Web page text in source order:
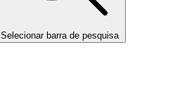
Selecionar barra de pesquisa